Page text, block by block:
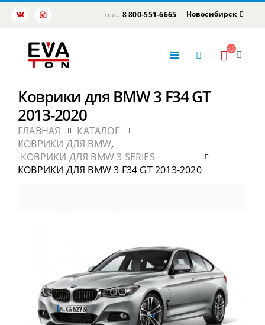
тел.: 8 800-551-6665 Новосибирск
Коврики для BMW 3 F34 GT
2013-2020
ГЛАВНАЯ
КАТАЛОГ
КОВРИКИ ДЛЯ BMW,
КОВРИКИ ДЛЯ BMW 3 SERIES
КОВРИКИ ДЛЯ BMW 3 F34 GT 2013-2020